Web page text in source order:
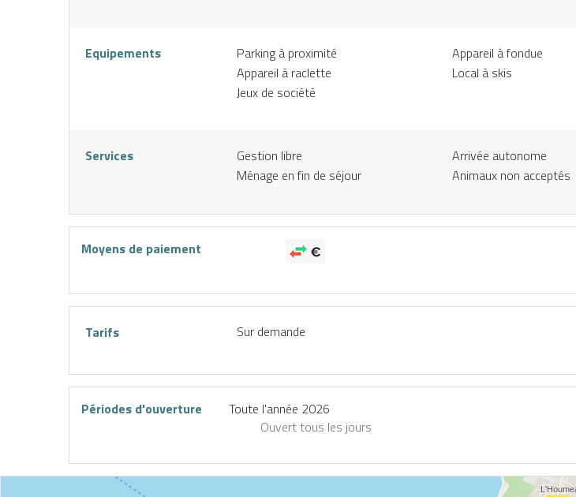
Equipements
Parking à proximité
Appareil à raclette
Jeux de société
Appareil à fondue
Local à skis
Services
Gestion libre
Ménage en fin de séjour
Arrivée autonome
Animaux non acceptés
Moyens de paiement
Tarifs Sur demande
Périodes d'ouverture
Toute l'année 2026
Ouvert tous les jours